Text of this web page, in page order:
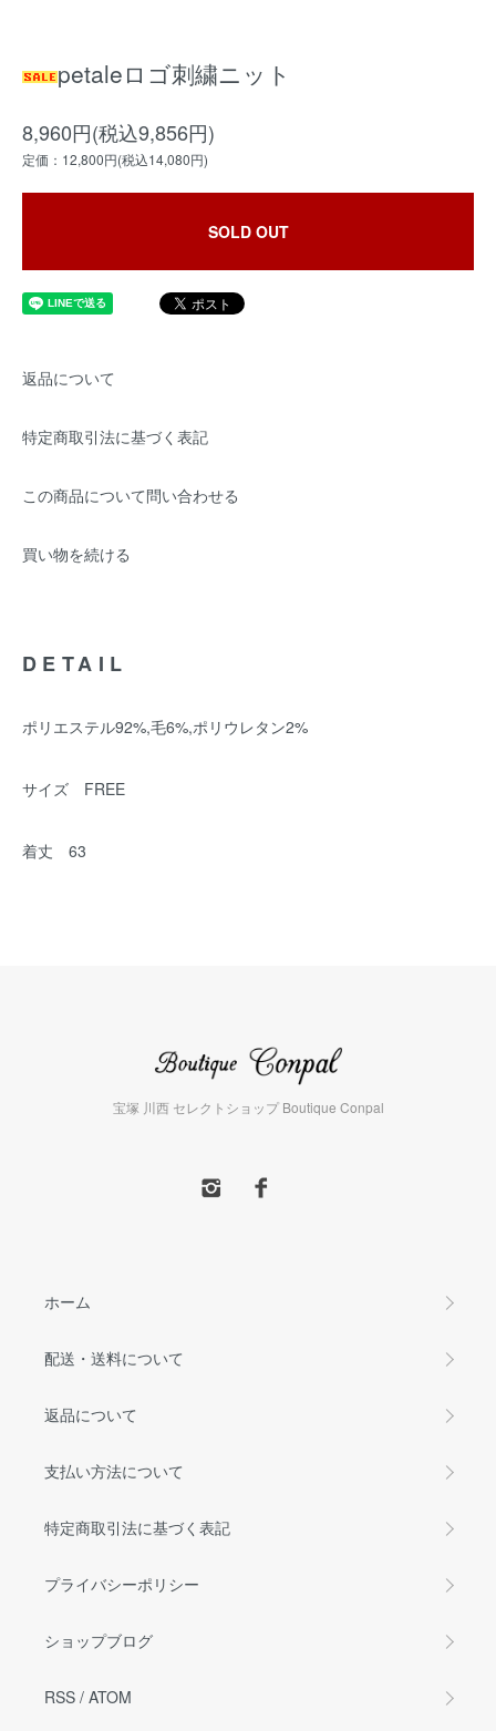
petaleロゴ刺繍ニット
8,960円(税込9,856円)
定価：12,800円(税込14,080円)
SOLD OUT
返品について
特定商取引法に基づく表記
この商品について問い合わせる
買い物を続ける
DETAIL
ポリエステル92%,毛6%,ポリウレタン2%
サイズ FREE
着丈 63
宝塚 川西 セレクトショップ Boutique Conpal
ホーム
配送・送料について
返品について
支払い方法について
特定商取引法に基づく表記
プライバシーポリシー
ショップブログ
RSS / ATOM